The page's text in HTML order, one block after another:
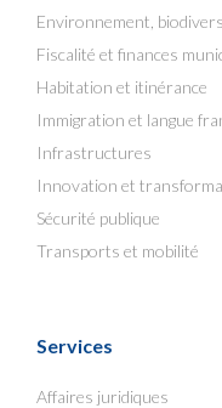
Environnement,
Fiscalité et finances
Habitation et itinérance
Immigration et langue
Infrastructures
Innovation et
Sécurité publique
Transports et mobilité
Services
Affaires juridiques